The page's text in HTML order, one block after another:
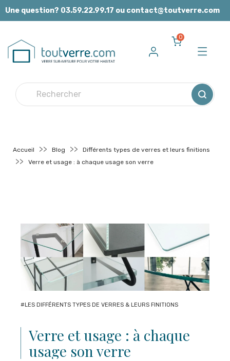
Panneau de gestion des cookies
Une question? 03.59.22.99.17 ou contact@toutverre.com
0
Accueil Blog
Différents types de verres et leurs finitions
Verre et usage : à chaque usage son verre
#LES DIFFÉRENTS TYPES DE VERRES & LEURS FINITIONS
Verre et usage : à chaque
usage son verre